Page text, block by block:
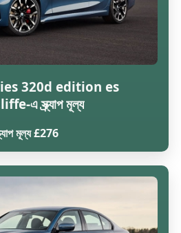
320d edition es
এ স্ক্র্যাপ মূল্য
মূল্য £276